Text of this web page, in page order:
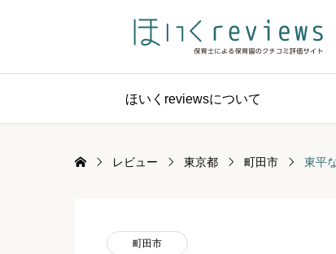
ほいくreviewsについて
レビュー 東京都 町田市 東平
町田市